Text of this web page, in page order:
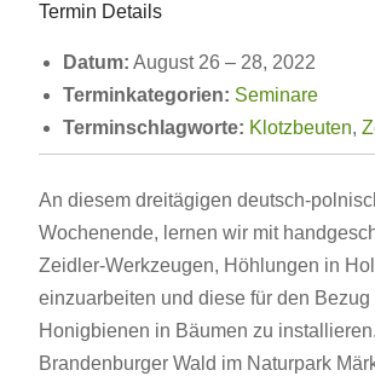
Termin Details
Datum: August 26 – 28, 2022
Terminkategorien: Seminare
Terminschlagworte: Klotzbeuten,
An diesem dreitägigen deutsch-
Wochenende, lernen wir mit
Zeidler-Werkzeugen, Höhlungen in
einzuarbeiten und diese für den
Honigbienen in Bäumen zu
Brandenburger Wald im Naturpark